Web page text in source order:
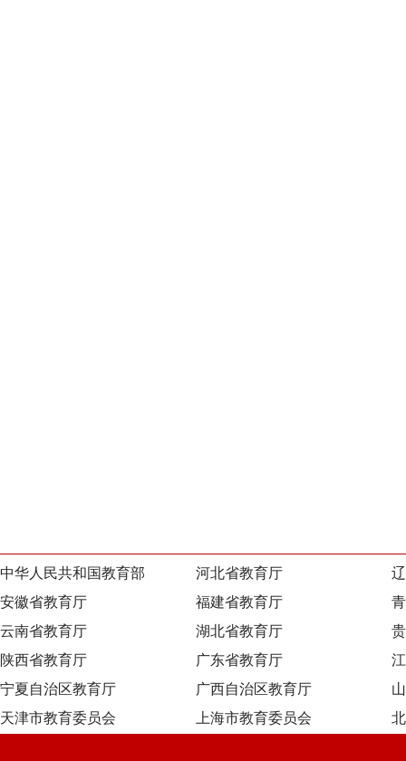
中华人民共和国教育部 河北省教育厅
安徽省教育厅
福建省教育厅
云南省教育厅
湖北省教育厅
陕西省教育厅
广东省教育厅
宁夏自治区教育厅
广西自治区教育厅
天津市教育委员会
上海市教育委员会